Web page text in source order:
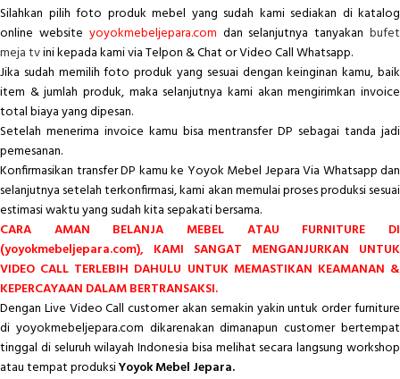
Silahkan pilih foto produk mebel yang sudah kami sediakan di katalog
online website yoyokmebeljepara.com dan selanjutnya tanyakanbufet
meja tvini kepada kami via Telpon & Chat or Video Call Whatsapp.
Jika sudah memilih foto produk yang sesuai dengan keinginan kamu, baik
item & jumlah produk, maka selanjutnya kami akan mengirimkan invoice
total biaya yang dipesan.
Setelah menerima invoice kamu bisa mentransfer DP sebagai tanda jadi
pemesanan.
Konfirmasikan transfer DP kamu ke Yoyok Mebel Jepara Via Whatsapp dan
selanjutnya setelah terkonfirmasi, kami akan memulai proses produksi sesuai
estimasi waktu yang sudah kita sepakati bersama.
CARA AMAN BELANJA MEBEL ATAU FURNITURE DI
(yoyokmebeljepara.com), KAMI SANGAT MENGANJURKAN UNTUK
VIDEO CALL TERLEBIH DAHULU UNTUK MEMASTIKAN KEAMANAN &
KEPERCAYAAN DALAM BERTRANSAKSI.
Dengan Live Video Call customer akan semakin yakin untuk order furniture
di yoyokmebeljepara.com dikarenakan dimanapun customer bertempat
tinggal di seluruh wilayah Indonesia bisa melihat secara langsung workshop
atau tempat produksiYoyok Mebel Jepara.